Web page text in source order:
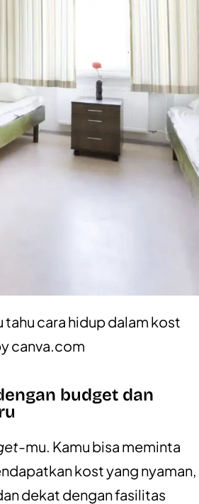
tahu cara hidup dalam kost
canva.com
budget dan
-mu. Kamu bisa meminta
kost yang nyaman,
dekat dengan fasilitas